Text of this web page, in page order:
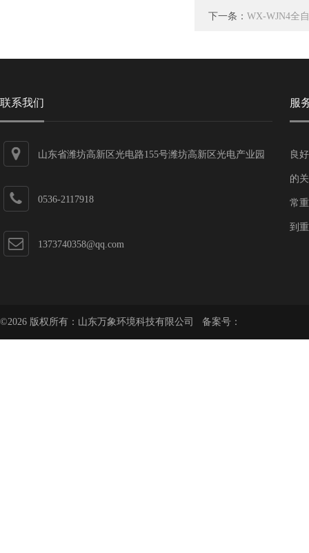
下一条： WX-WJN4全
联系我们
山东省潍坊高新区光电路155号潍坊高新区光电产业园
0536-2117918
1373740358@qq.com
服
良
的
常
到
©2026 版权所有：山东万象环境科技有限公司 备案号：